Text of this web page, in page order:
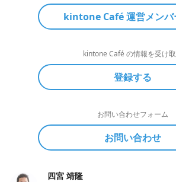
kintone Café 運営メンバ
kintone Café の情報を受け
登録する
お問い合わせフォーム
お問い合わせ
四宮 靖隆